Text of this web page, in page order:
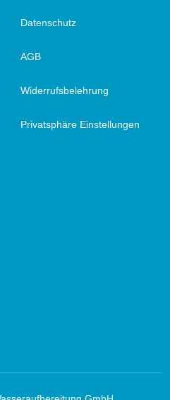
Datenschutz
AGB
Widerrufsbelehrung
Privatsphäre Einstellungen